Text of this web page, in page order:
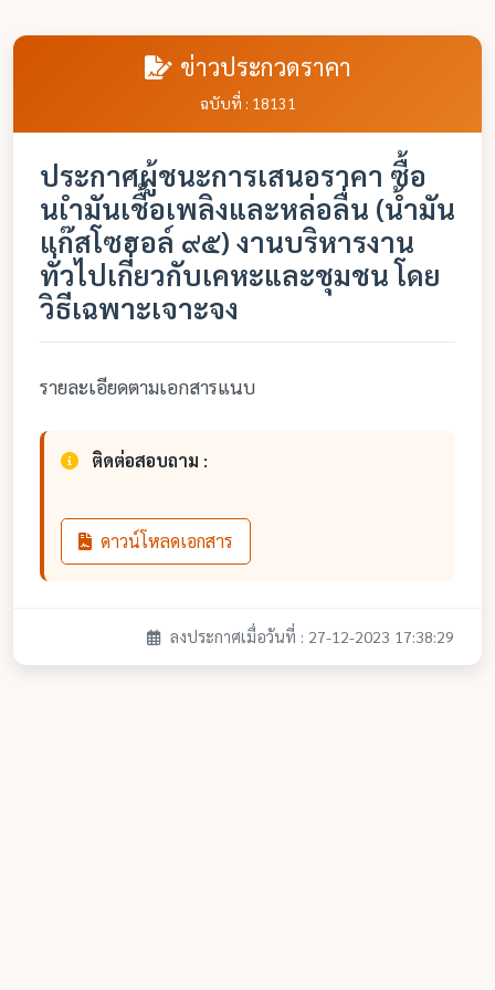
ข่าวประกวดราคา
ฉบับที่ : 18131
ประกาศผู้ชนะการเสนอราคา ซื้อ
นเำมันเชื้อเพลิงและหล่อลื่น (น้ำมัน
แก๊สโซฮอล์ ๙๕) งานบริหารงาน
ทั่วไปเกี่ยวกับเคหะและชุมชน โดย
วิธีเฉพาะเจาะจง
รายละเอียดตามเอกสารแนบ
ติดต่อสอบถาม :
ดาวน์โหลดเอกสาร
ลงประกาศเมื่อวันที่ : 27-12-2023 17:38:29